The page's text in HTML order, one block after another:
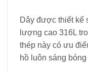
Dây được thiết kế
lượng cao 316L
thép này có ưu
hồ luôn sáng